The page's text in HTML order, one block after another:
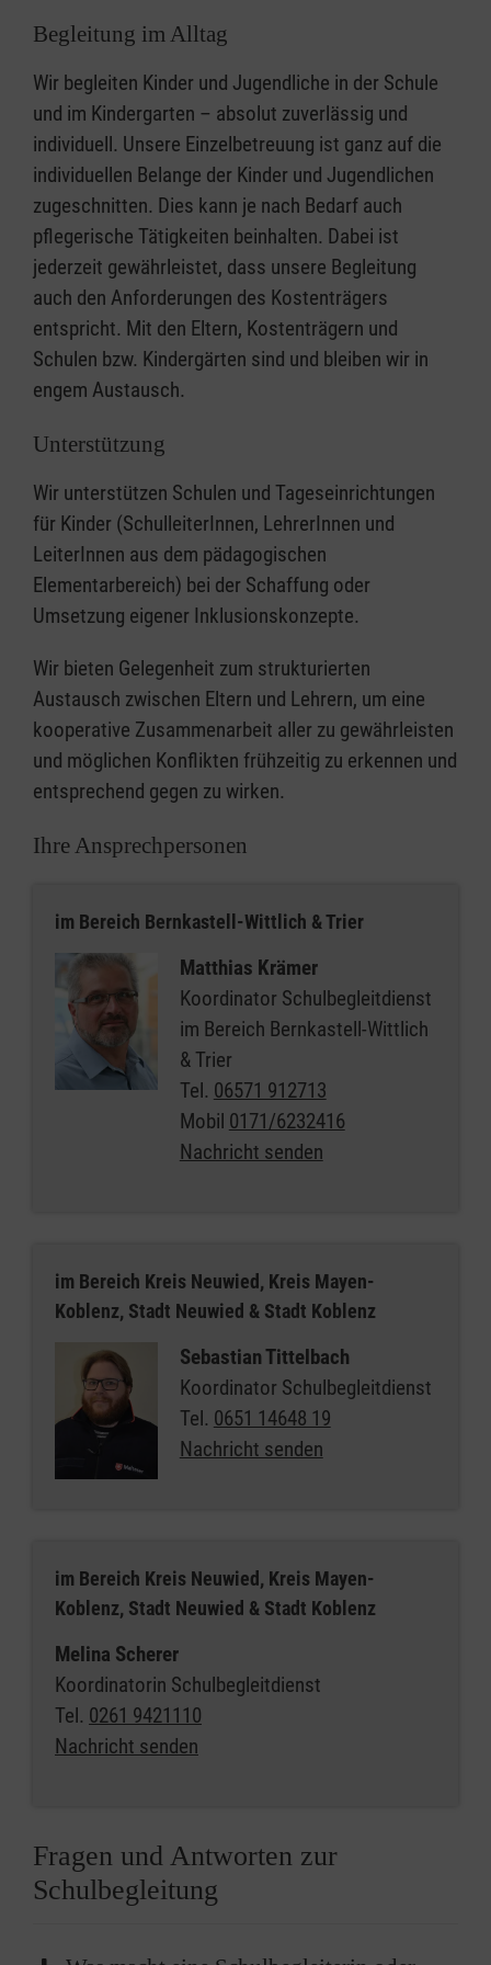
Begleitung im Alltag
Wir begleiten Kinder und Jugendliche in der Schule
und im Kindergarten – absolut zuverlässig und
individuell. Unsere Einzelbetreuung ist ganz auf die
individuellen Belange der Kinder und Jugendlichen
zugeschnitten. Dies kann je nach Bedarf auch
pflegerische Tätigkeiten beinhalten. Dabei ist
jederzeit gewährleistet, dass unsere Begleitung
auch den Anforderungen des Kostenträgers
entspricht. Mit den Eltern, Kostenträgern und
Schulen bzw. Kindergärten sind und bleiben wir in
engem Austausch.
Unterstützung
Wir unterstützen Schulen und Tageseinrichtungen
für Kinder (SchulleiterInnen, LehrerInnen und
LeiterInnen aus dem pädagogischen
Elementarbereich) bei der Schaffung oder
Umsetzung eigener Inklusionskonzepte.
Wir bieten Gelegenheit zum strukturierten
Austausch zwischen Eltern und Lehrern, um eine
kooperative Zusammenarbeit aller zu gewährleisten
und möglichen Konflikten frühzeitig zu erkennen und
entsprechend gegen zu wirken.
Ihre Ansprechpersonen
im Bereich Bernkastell-Wittlich & Trier
Matthias Krämer
Koordinator Schulbegleitdienst
im Bereich Bernkastell-Wittlich
& Trier
Tel. 06571 912713
Mobil 0171/6232416
Nachricht senden
im Bereich Kreis Neuwied, Kreis Mayen-
Koblenz, Stadt Neuwied & Stadt Koblenz
Sebastian Tittelbach
Koordinator Schulbegleitdienst
Tel. 0651 14648 19
Nachricht senden
im Bereich Kreis Neuwied, Kreis Mayen-
Koblenz, Stadt Neuwied & Stadt Koblenz
Melina Scherer
Koordinatorin Schulbegleitdienst
Tel. 0261 9421110
Nachricht senden
Fragen und Antworten zur
Schulbegleitung